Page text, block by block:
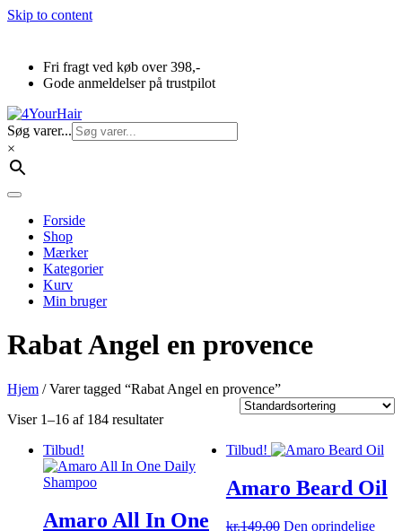
Skip to content
Fri fragt ved køb over 398,-
Gode anmeldelser på trustpilot
Søg varer...
×
Forside
Shop
Mærker
Kategorier
Kurv
Min bruger
Rabat Angel en provence
Hjem / Varer tagged “Rabat Angel en provence”
Viser 1–16 af 184 resultater
Tilbud!
Amaro All In One
Tilbud!
Amaro Beard Oil
kr.149,00 Den oprindelige